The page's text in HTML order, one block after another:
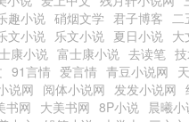
趣小说 硝烟文学 君子博客 二
文小说 乐文小说 夏日小说 大
康小说 富士康小说 去读笔
91言情 爱言情 青豆小说网
说网 阅体小说网 发发小说网
书网 大美书网 8P小说 晨曦小